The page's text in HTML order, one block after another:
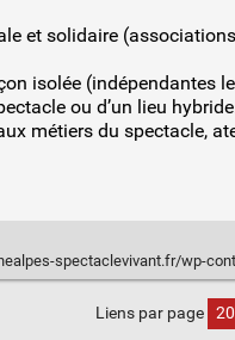
et solidaire
isolée (indépendantes
ou d’un lieu
métiers du spectacle,
wp-content/uploads/2024/12/Fiche-pas-a-
Liens par page 20